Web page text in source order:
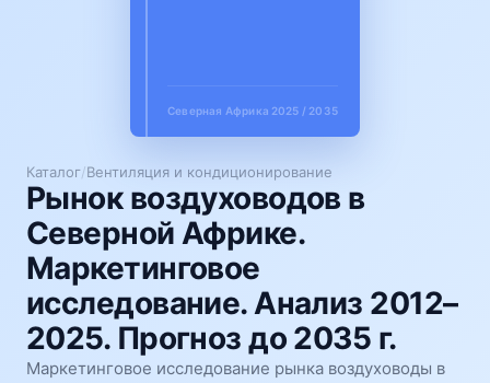
Каталог/Вентиляция и кондиционирование
Рынок воздуховодов в
Северной Африке.
Маркетинговое
исследование. Анализ 2012–
2025. Прогноз до 2035 г.
Маркетинговое исследование рынка воздуховоды в
Северная Африка 2025 / 2035